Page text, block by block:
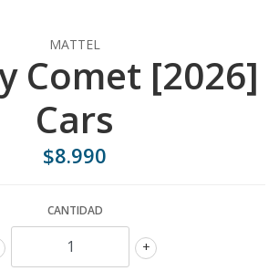
MATTEL
Comet [2026]
Cars
$8.990
CANTIDAD
+